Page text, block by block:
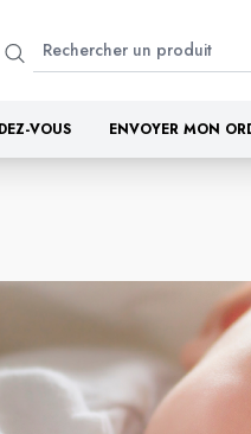
VOUS ENVOYER MON